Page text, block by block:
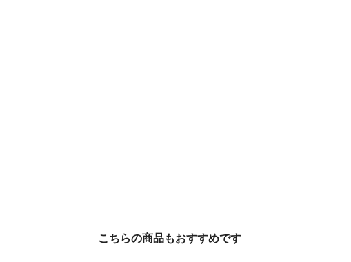
こちらの商品もおすすめです